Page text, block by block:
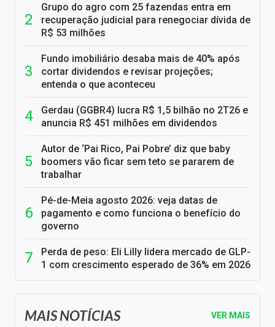
Grupo do agro com 25 fazendas entra em
recuperação judicial para renegociar dívida de
R$ 53 milhões
Fundo imobiliário desaba mais de 40% após
cortar dividendos e revisar projeções;
entenda o que aconteceu
Gerdau (GGBR4) lucra R$ 1,5 bilhão no 2T26 e
anuncia R$ 451 milhões em dividendos
Autor de ‘Pai Rico, Pai Pobre’ diz que baby
boomers vão ficar sem teto se pararem de
trabalhar
Pé-de-Meia agosto 2026: veja datas de
pagamento e como funciona o benefício do
governo
Perda de peso: Eli Lilly lidera mercado de GLP-
1 com crescimento esperado de 36% em 2026
MAIS NOTÍCIAS VER MAIS